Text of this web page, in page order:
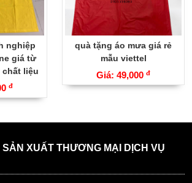
nghiệp
giá từ
chất liệu
đ
quà tặng áo mưa giá rẻ
mẫu viettel
Giá: 49,000 đ
SẢN XUẤT THƯƠNG MẠI DỊCH VỤ